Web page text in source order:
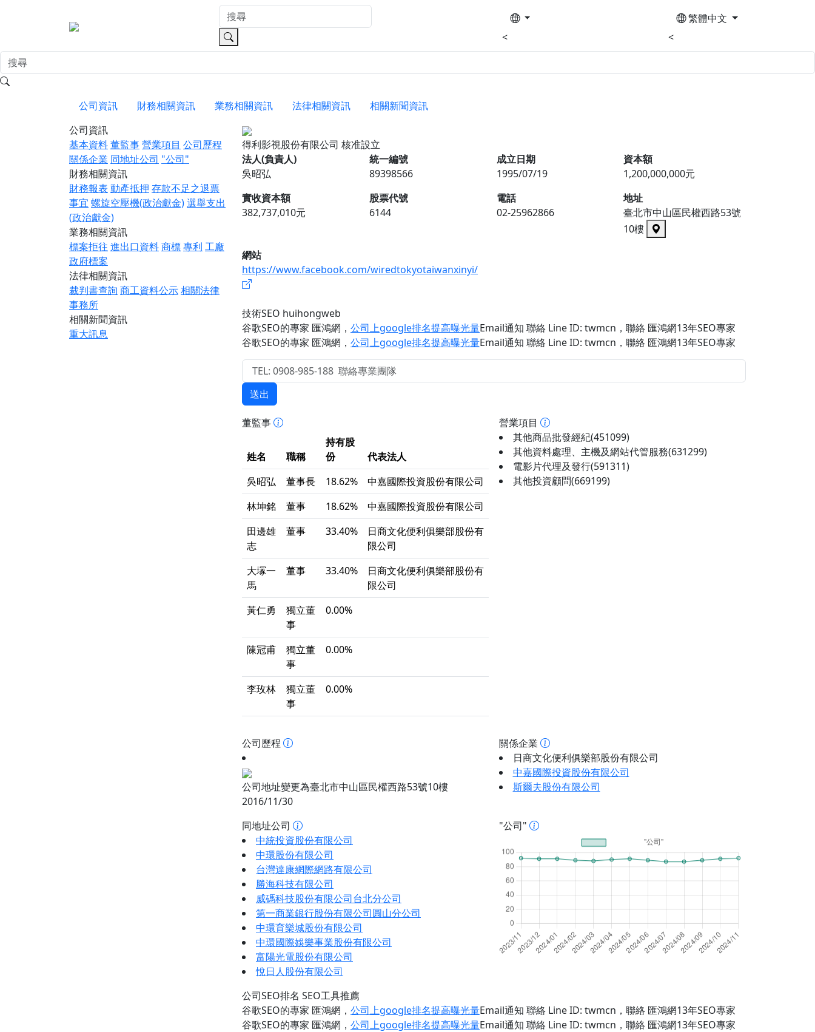
<
繁體中文
<
公司資訊 財務相關資訊 業務相關資訊 法律相關資訊
相關新聞資訊
公司資訊
基本資料董監事營業項目 公司歷程
關係企業 同地址公司 "公司"
財務相關資訊
財務報表 動產抵押 存款不足之退票
事宜 螺旋空壓機(政治獻金)選舉支出
(政治獻金)
業務相關資訊
標案拒往 進出口資料商標專利 工廠
政府標案
法律相關資訊
裁判書查詢 商工資料公示相關法律
事務所
相關新聞資訊
重大訊息
得利影視股份有限公司 核准設立
法人(負責人)
吳昭弘
統一編號
89398566
成立日期
1995/07/19
資本額
1,200,000,000元
實收資本額
382,737,010元
股票代號
6144
電話
02-25962866
地址
臺北市中山區民權西路53號
10樓
網站
https://www.facebook.com/wiredtokyotaiwanxinyi/
技術SEO huihongweb
谷歌SEO的專家 匯鴻網 ， 公司上google排名提高曝光量Email通知 聯絡 Line ID: twmcn ，聯絡 匯鴻網13年SEO專家
谷歌SEO的專家 匯鴻網 ， 公司上google排名提高曝光量Email通知 聯絡 Line ID: twmcn ，聯絡 匯鴻網13年SEO專家
送出
董監事
姓名 職稱
持有股
份
代表法人
吳昭弘
董事長 18.62%
中嘉國際投資股份有限公司
林坤銘
董事 18.62%
中嘉國際投資股份有限公司
田邊雄
志
董事 33.40%
日商文化便利俱樂部股份有
限公司
大塜一
馬
董事 33.40%
日商文化便利俱樂部股份有
限公司
黃仁勇
獨立董
事
0.00%
陳冠甫
獨立董
事
0.00%
李玫林
獨立董
事
0.00%
營業項目
其他商品批發經紀(451099)
其他資料處理、主機及網站代管服務(631299)
電影片代理及發行(591311)
其他投資顧問(669199)
公司歷程
公司地址變更為臺北市中山區民權西路53號10樓
2016/11/30
關係企業
日商文化便利俱樂部股份有限公司
中嘉國際投資股份有限公司
斯爾夫股份有限公司
同地址公司
中統投資股份有限公司
中環股份有限公司
台灣達康網際網路有限公司
勝海科技有限公司
威碼科技股份有限公司台北分公司
第一商業銀行股份有限公司圓山分公司
中環育樂城股份有限公司
中環國際娛樂事業股份有限公司
富陽光電股份有限公司
悅日人股份有限公司
"公司"
公司SEO排名 SEO工具推薦
谷歌SEO的專家 匯鴻網 ， 公司上google排名提高曝光量Email通知 聯絡 Line ID: twmcn ，聯絡 匯鴻網13年SEO專家
谷歌SEO的專家 匯鴻網 ， 公司上google排名提高曝光量Email通知 聯絡 Line ID: twmcn ，聯絡 匯鴻網13年SEO專家